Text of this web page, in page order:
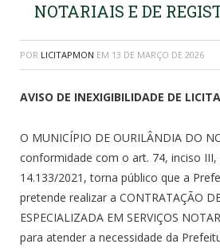
NOTARIAIS E DE
POR LICITAPMON EM 13 DE MARÇO DE 2026
AVISO DE INEXIGIBILIDADE DE
O MUNICÍPIO DE OURILÂNDIA DO
conformidade com o art. 74, inciso III,
14.133/2021, torna público que a
pretende realizar a CONTRATAÇÃO
ESPECIALIZADA EM SERVIÇOS
para atender a necessidade da